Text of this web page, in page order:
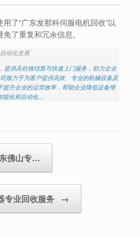
了“广东发那科伺服电机回收”以
了重复和冗余信息。
动化发展
提供高价格结算与快速上门服务，助力企业
致力于为客户提供高效、专业的机械设备及
升企业的运营效率，帮助企业降低设备维
能化和自动化…
佛山专…
专业回收服务 →